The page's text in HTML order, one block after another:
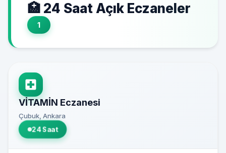
🏥 24 Saat Açık Eczaneler
1
VİTAMİN Eczanesi
Çubuk, Ankara
24 Saat